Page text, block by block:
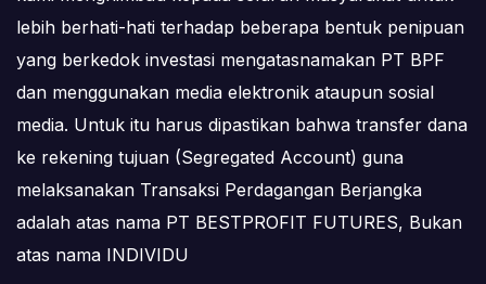
lebih berhati-hati terhadap beberapa bentuk penipuan
yang berkedok investasi mengatasnamakan PT BPF
dan menggunakan media elektronik ataupun sosial
media. Untuk itu harus dipastikan bahwa transfer dana
ke rekening tujuan (Segregated Account) guna
melaksanakan Transaksi Perdagangan Berjangka
adalah atas nama PT BESTPROFIT FUTURES, Bukan
atas nama INDIVIDU